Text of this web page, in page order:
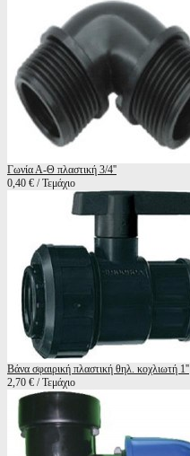
Γωνία Α-Θ πλαστική 3/4''
0,40 € / Τεμάχιο
Βάνα σφαιρική πλαστική θηλ. κοχλιωτή 1''
2,70 € / Τεμάχιο